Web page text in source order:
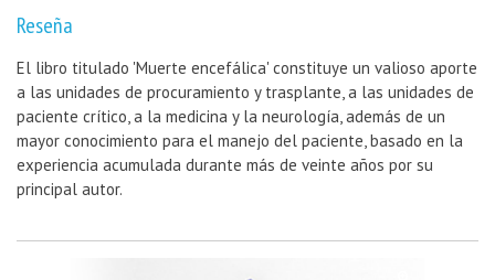
Reseña
El libro titulado 'Muerte encefálica' constituye un valioso aporte
a las unidades de procuramiento y trasplante, a las unidades de
paciente crítico, a la medicina y la neurología, además de un
mayor conocimiento para el manejo del paciente, basado en la
experiencia acumulada durante más de veinte años por su
principal autor.